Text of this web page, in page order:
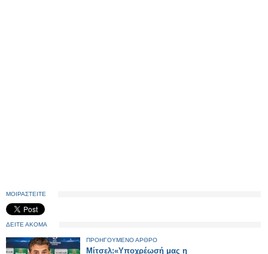
ΜΟΙΡΑΣΤΕΙΤΕ
ΔΕΙΤΕ ΑΚΟΜΑ
ΠΡΟΗΓΟΥΜΕΝΟ ΑΡΘΡΟ
Μίτσελ:«Υποχρέωσή μας η